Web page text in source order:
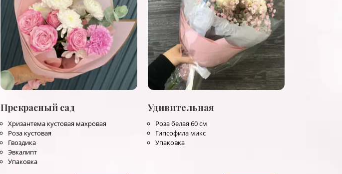
Прекрасный сад
Хризантема кустовая махровая
Роза кустовая
Гвоздика
Эвкалипт
Упаковка
Удивительная
Роза белая 60 см
Гипсофила микс
Упаковка